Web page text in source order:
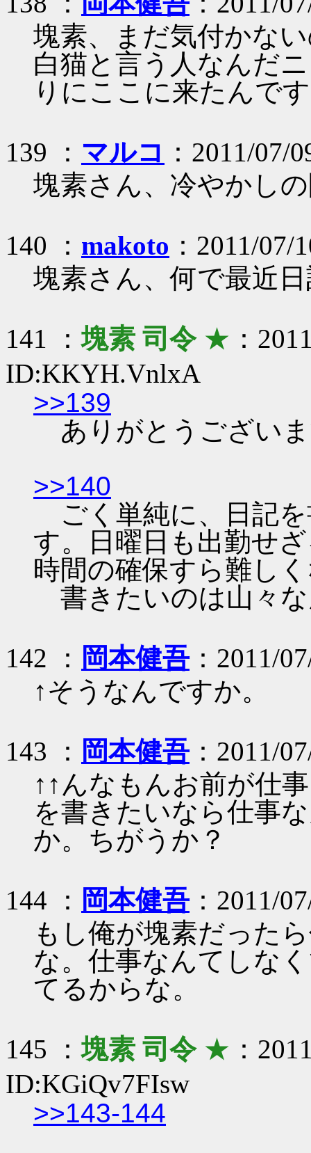
塊素、まだ気付かな
白猫と言う人なんだ
りにここに来たんで
139 ： マルコ ：2011/07/
塊素さん、冷やかし
140 ： makoto ：2011/
塊素さん、何で最近
141 ：塊素 司令★ ：
ID:KKYH.VnlxA
>>139
ありがとうござい
>>140
ごく単純に、日記
す。日曜日も出勤せ
時間の確保すら難し
書きたいのは山々
142 ： 岡本健吾：2011/
↑そうなんですか。
143 ： 岡本健吾：2011/
↑↑んなもんお前が仕
を書きたいなら仕事
か。ちがうか？
144 ： 岡本健吾：2011/
もし俺が塊素だった
な。仕事なんてしな
てるからな。
145 ：塊素 司令★ ：
ID:KGiQv7FIsw
>>143-144